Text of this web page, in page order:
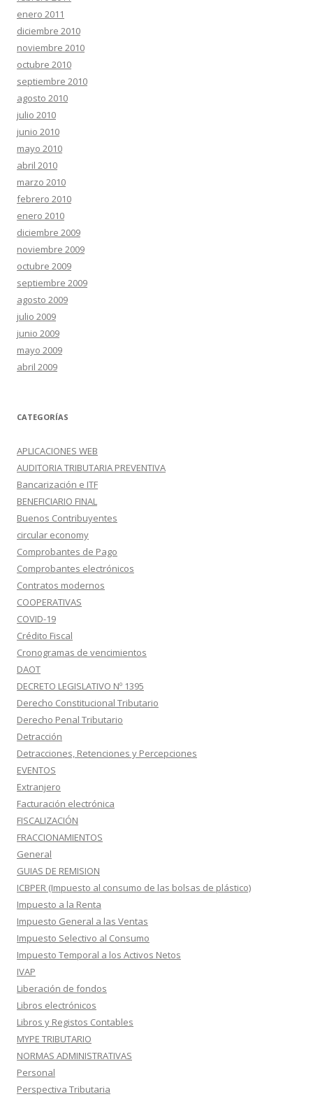
enero 2011
diciembre 2010
noviembre 2010
octubre 2010
septiembre 2010
agosto 2010
julio 2010
junio 2010
mayo 2010
abril 2010
marzo 2010
febrero 2010
enero 2010
diciembre 2009
noviembre 2009
octubre 2009
septiembre 2009
agosto 2009
julio 2009
junio 2009
mayo 2009
abril 2009
CATEGORÍAS
APLICACIONES WEB
AUDITORIA TRIBUTARIA PREVENTIVA
Bancarización e ITF
BENEFICIARIO FINAL
Buenos Contribuyentes
circular economy
Comprobantes de Pago
Comprobantes electrónicos
Contratos modernos
COOPERATIVAS
COVID-19
Crédito Fiscal
Cronogramas de vencimientos
DAOT
DECRETO LEGISLATIVO Nº 1395
Derecho Constitucional Tributario
Derecho Penal Tributario
Detracción
Detracciones, Retenciones y Percepciones
EVENTOS
Extranjero
Facturación electrónica
FISCALIZACIÓN
FRACCIONAMIENTOS
General
GUIAS DE REMISION
ICBPER (Impuesto al consumo de las bolsas de plástico)
Impuesto a la Renta
Impuesto General a las Ventas
Impuesto Selectivo al Consumo
Impuesto Temporal a los Activos Netos
IVAP
Liberación de fondos
Libros electrónicos
Libros y Registos Contables
MYPE TRIBUTARIO
NORMAS ADMINISTRATIVAS
Personal
Perspectiva Tributaria